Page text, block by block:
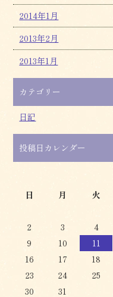
2014年1月
2013年2月
2013年1月
カテゴリー
日記
投稿日カレンダー
日
月 火
2
3 4
9
10 11
16
17 18
23
24 25
30
31